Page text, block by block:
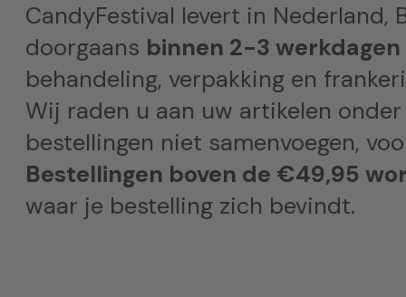
CandyFestival levert in Nederland,
doorgaans binnen 2-3
behandeling, verpakking en
Wij raden u aan uw artikelen
bestellingen niet samenvoegen,
Bestellingen boven de €49,95
waar je bestelling zich bevindt.